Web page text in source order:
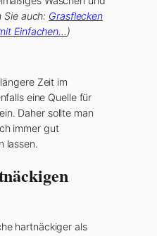
Sie auch: Grasflecken
Einfachen…)
Zeit im
eine Quelle für
Daher sollte man
immer gut
lassen.
hartnäckiger als